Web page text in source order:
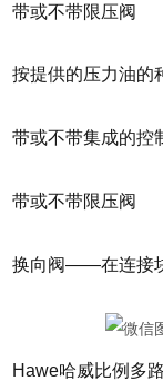
带或不带限压阀
按提供的压力油的
带或不带集成的控
带或不带限压阀
换向阀——在连接
Hawe哈威比例多